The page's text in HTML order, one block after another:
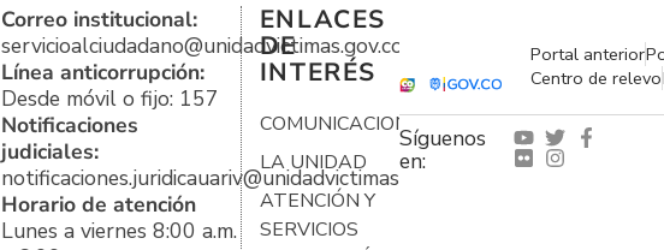
Correo institucional:
servicioalciudadano@unidadvictimas.gov.co
Línea anticorrupción:
Desde móvil o fijo: 157
Notificaciones
judiciales:
notificaciones.juridicauariv@unidadvictimas.gov.co
Horario de atención
Lunes a viernes 8:00 a.m.
ENLACES
DE
INTERÉS
COMUNICACIONES
LA UNIDAD
ATENCIÓN Y
SERVICIOS
Portal anterior
Centro de relevo
Síguenos
en: